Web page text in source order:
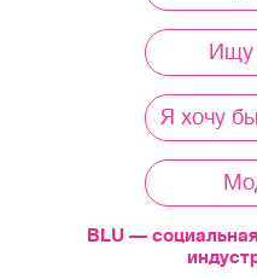
Ищу
Я хочу
BLU —